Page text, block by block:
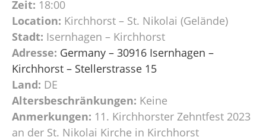
Zeit: 18:00
Location: Kirchhorst – St. Nikolai (Gelände)
Stadt: Isernhagen – Kirchhorst
Adresse: Germany – 30916 Isernhagen –
Kirchhorst – Stellerstrasse 15
Land: DE
Altersbeschränkungen: Keine
Anmerkungen: 11. Kirchhorster Zehntfest 2023
an der St. Nikolai Kirche in Kirchhorst